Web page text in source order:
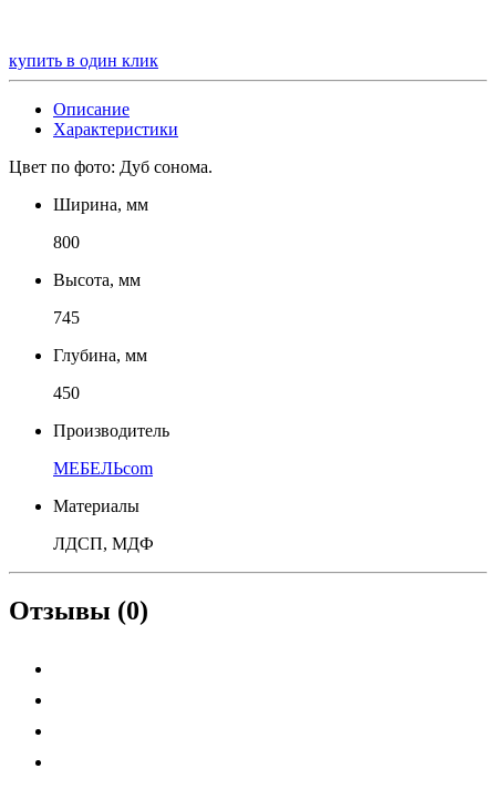
купить в один клик
Описание
Характеристики
Цвет по фото: Дуб сонома.
Ширина, мм
800
Высота, мм
745
Глубина, мм
450
Производитель
МЕБЕЛЬcom
Материалы
ЛДСП, МДФ
Отзывы (0)